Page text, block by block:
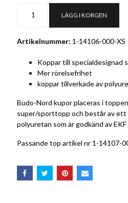
LÄGG I KORGEN
Artikelnummer: 1-14106-000-XS
Koppar till specialdesignad
Mer rörelsefrihet
koppar tillverkade av
Budo-Nord kupor placeras i
super/sporttopp och består av ett
polyuretan som är godkänd av
Passande top artikel nr 1-14107-